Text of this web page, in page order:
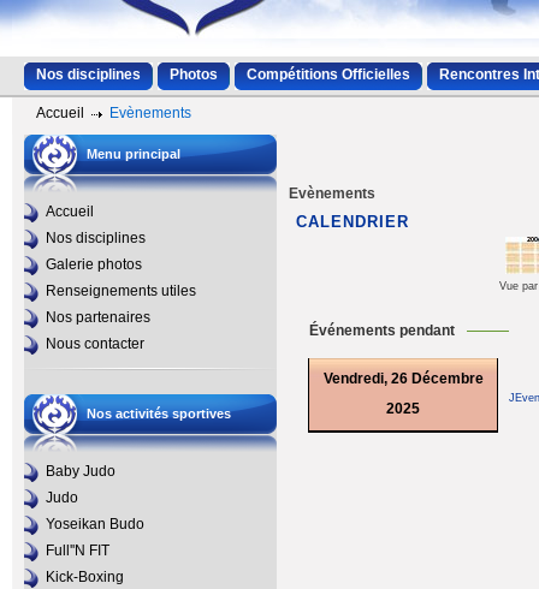
Nos disciplines Photos Compétitions Officielles Rencontres
Accueil Evènements
Menu principal
Accueil
Nos disciplines
Galerie photos
Renseignements utiles
Nos partenaires
Nous contacter
Nos activités sportives
Baby Judo
Judo
Yoseikan Budo
Full''N FIT
Kick-Boxing
Evènements
CALENDRIER
Vue
Événements pendant
Vendredi, 26 Décembre
2025